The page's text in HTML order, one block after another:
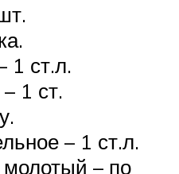
1 ст.л.
1 ст.
– 1 ст.л.
– по